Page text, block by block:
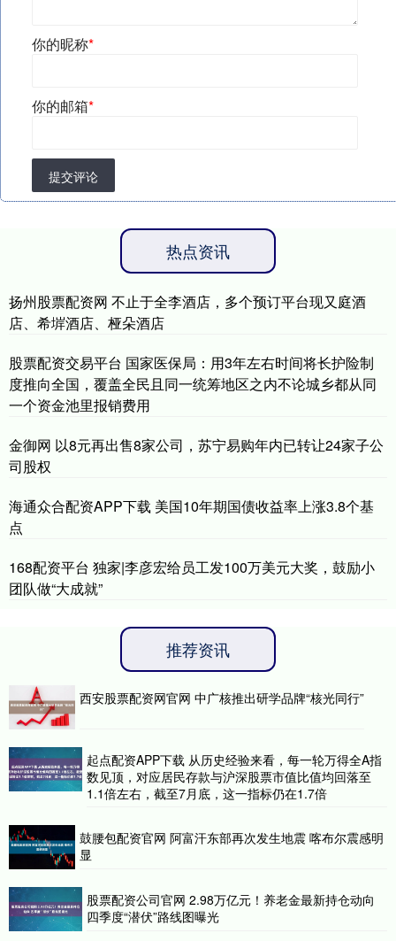
你的昵称*
你的邮箱*
提交评论
热点资讯
扬州股票配资网 不止于全李酒店，多个预订平台现又庭酒
店、希堓酒店、桠朵酒店
股票配资交易平台 国家医保局：用3年左右时间将长护险制
度推向全国，覆盖全民且同一统筹地区之内不论城乡都从同
一个资金池里报销费用
金御网 以8元再出售8家公司，苏宁易购年内已转让24家子公
司股权
海通众合配资APP下载 美国10年期国债收益率上涨3.8个基
点
168配资平台 独家|李彦宏给员工发100万美元大奖，鼓励小
团队做“大成就”
推荐资讯
西安股票配资网官网 中广核推出研学品牌“核光同行”
起点配资APP下载 从历史经验来看，每一轮万得全A指
数见顶，对应居民存款与沪深股票市值比值均回落至
1.1倍左右，截至7月底，这一指标仍在1.7倍
鼓腰包配资官网 阿富汗东部再次发生地震 喀布尔震感明
显
股票配资公司官网 2.98万亿元！养老金最新持仓动向
四季度“潜伏”路线图曝光